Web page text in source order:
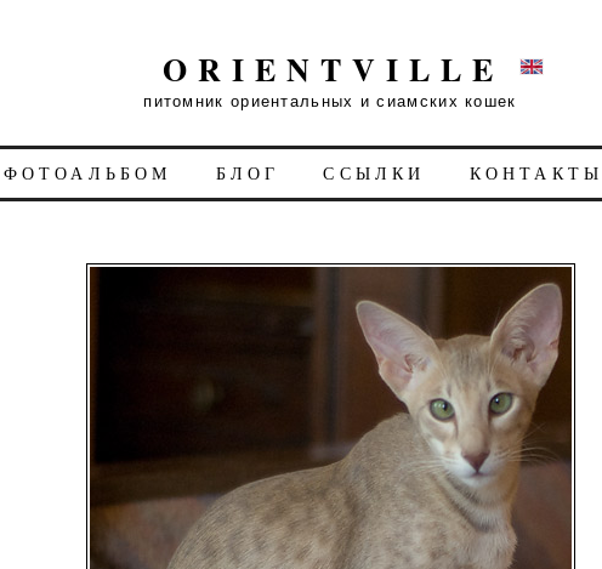
ORIENTVILLE
питомник ориентальных и сиамских кошек
ФОТОАЛЬБОМ БЛОГ ССЫЛКИ КОНТАКТЫ